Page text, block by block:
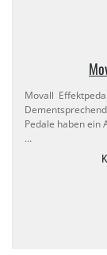
Movall
Pedale haben ein
…